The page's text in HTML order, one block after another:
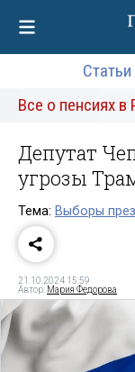
Статьи
Все о пенсиях в
Депутат
угрозы
Тема: Выборы
21.10.2024 15:59
Автор: Мария Федорова